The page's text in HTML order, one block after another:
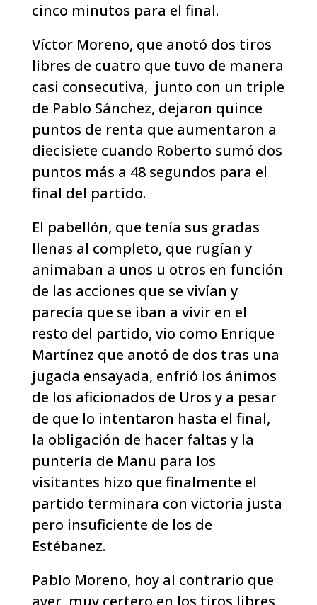
cinco minutos para el final.
Víctor Moreno, que anotó dos tiros
libres de cuatro que tuvo de manera
casi consecutiva, junto con un triple
de Pablo Sánchez, dejaron quince
puntos de renta que aumentaron a
diecisiete cuando Roberto sumó dos
puntos más a 48 segundos para el
final del partido.
El pabellón, que tenía sus gradas
llenas al completo, que rugían y
animaban a unos u otros en función
de las acciones que se vivían y
parecía que se iban a vivir en el
resto del partido, vio como Enrique
Martínez que anotó de dos tras una
jugada ensayada, enfrió los ánimos
de los aficionados de Uros y a pesar
de que lo intentaron hasta el final,
la obligación de hacer faltas y la
puntería de Manu para los
visitantes hizo que finalmente el
partido terminara con victoria justa
pero insuficiente de los de
Estébanez.
Pablo Moreno, hoy al contrario que